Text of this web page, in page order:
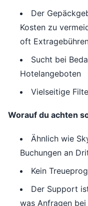
Der
Kosten zu
oft
Sucht bei
Hotelangeboten
Vielseitige
Worauf du achten
Ähnlich wie
Buchungen an
Kein
Der Support
was Anfragen